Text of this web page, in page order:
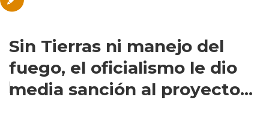
Sin Tierras ni manejo del
fuego, el oficialismo le dio
media sanción al proyecto...